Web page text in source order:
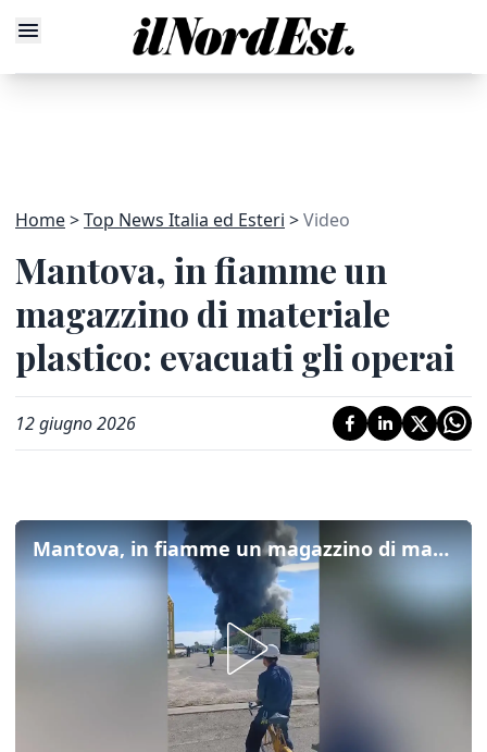
Home Top News Italia ed Esteri Video
Mantova, in fiamme un
magazzino di materiale
plastico: evacuati gli operai
12 giugno 2026
Mantova, in fiamme un magazzino di materiale plastico: evacuati gli operai